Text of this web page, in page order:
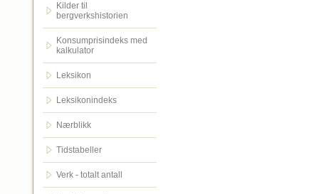
Kilder til
bergverkshistorien
Konsumprisindeks med
kalkulator
Leksikon
Leksikonindeks
Nærblikk
Tidstabeller
Verk - totalt antall